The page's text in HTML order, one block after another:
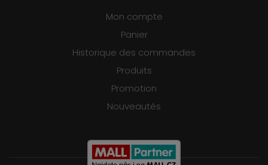
Mon compte
Panier
Historique des commandes
Produits
Promotion
Nouveautés